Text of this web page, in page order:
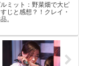
ルミット：野菜畑で大ピ
じと感想？！クレイ・
。